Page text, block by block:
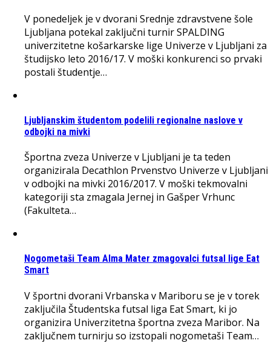
V ponedeljek je v dvorani Srednje zdravstvene šole
Ljubljana potekal zaključni turnir SPALDING
univerzitetne košarkarske lige Univerze v Ljubljani za
študijsko leto 2016/17. V moški konkurenci so prvaki
postali študentje…
Ljubljanskim študentom podelili regionalne naslove v
odbojki na mivki
Športna zveza Univerze v Ljubljani je ta teden
organizirala Decathlon Prvenstvo Univerze v Ljubljani
v odbojki na mivki 2016/2017. V moški tekmovalni
kategoriji sta zmagala Jernej in Gašper Vrhunc
(Fakulteta…
Nogometaši Team Alma Mater zmagovalci futsal lige Eat
Smart
V športni dvorani Vrbanska v Mariboru se je v torek
zaključila Študentska futsal liga Eat Smart, ki jo
organizira Univerzitetna športna zveza Maribor. Na
zaključnem turnirju so izstopali nogometaši Team…